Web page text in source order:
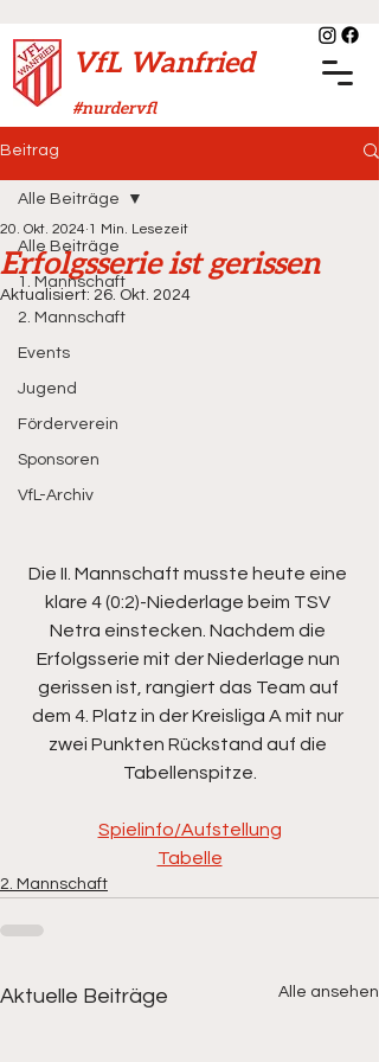
VfL Wanfried
#nurdervfl
Beitrag
Alle Beiträge
1. Mannschaft
2. Mannschaft
Events
Jugend
Förderverein
Sponsoren
VfL-Archiv
Alle Beiträge
Erfolgsserie ist gerissen
20. Okt. 2024 1 Min. Lesezeit
Aktualisiert: 26. Okt. 2024
Die II. Mannschaft musste heute eine
klare 4 (0:2)-Niederlage beim TSV
Netra einstecken. Nachdem die
Erfolgsserie mit der Niederlage nun
gerissen ist, rangiert das Team auf
dem 4. Platz in der Kreisliga A mit nur
zwei Punkten Rückstand auf die
Tabellenspitze.
Spielinfo/Aufstellung
Tabelle
2. Mannschaft
Aktuelle Beiträge Alle ansehen